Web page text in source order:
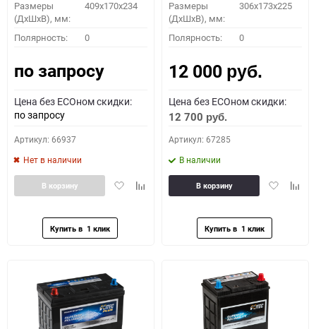
Размеры
(ДхШхВ), мм:
409x170x234
Полярность: 0
по запросу
Цена без ECOном скидки:
по запросу
Артикул: 66937
Нет в наличии
ДобавитьДобавить
В корзину
Размеры
(ДхШхВ), мм:
306x173x225
Полярность: 0
12 000 руб.
Цена без ECOном скидки:
12 700 руб.
Артикул: 67285
В наличии
Добавить
В корзину